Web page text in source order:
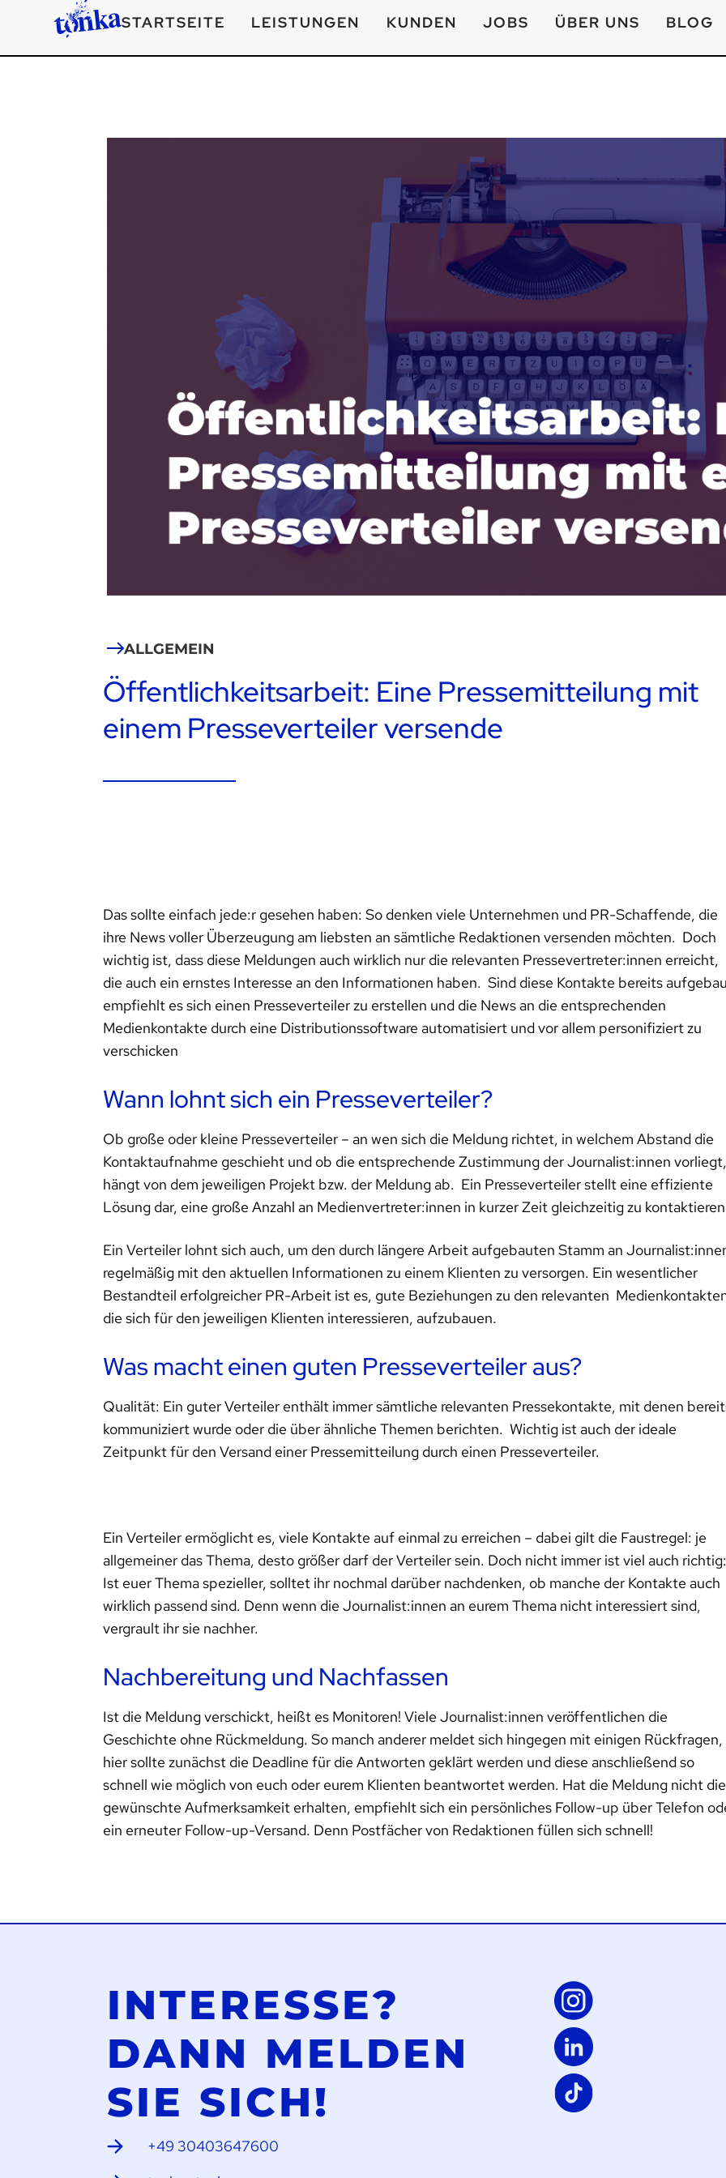
STARTSEITE LEISTUNGEN KUNDEN JOBS ÜBER UNS BLOG
ALLGEMEIN
Öffentlichkeitsarbeit: Eine Pressemitteilung mit
einem Presseverteiler versende
Das sollte einfach jede:r gesehen haben: So denken viele Unternehmen und PR-Schaffende, die
ihre News voller Überzeugung am liebsten an sämtliche Redaktionen versenden möchten. Doch
wichtig ist, dass diese Meldungen auch wirklich nur die relevanten Pressevertreter:innen erreicht,
die auch ein ernstes Interesse an den Informationen haben. Sind diese Kontakte bereits
empfiehlt es sich einen Presseverteiler zu erstellen und die News an die entsprechenden
Medienkontakte durch eine Distributionssoftware automatisiert und vor allem personifiziert zu
verschicken
Wann lohnt sich ein Presseverteiler?
Ob große oder kleine Presseverteiler – an wen sich die Meldung richtet, in welchem Abstand die
Kontaktaufnahme geschieht und ob die entsprechende Zustimmung der Journalist:innen vorliegt,
hängt von dem jeweiligen Projekt bzw. der Meldung ab. Ein Presseverteiler stellt eine effiziente
Lösung dar, eine große Anzahl an Medienvertreter:innen in kurzer Zeit gleichzeitig zu
Ein Verteiler lohnt sich auch, um den durch längere Arbeit aufgebauten Stamm an
regelmäßig mit den aktuellen Informationen zu einem Klienten zu versorgen. Ein wesentlicher
Bestandteil erfolgreicher PR-Arbeit ist es, gute Beziehungen zu den relevanten
die sich für den jeweiligen Klienten interessieren, aufzubauen.
Was macht einen guten Presseverteiler aus?
Qualität: Ein guter Verteiler enthält immer sämtliche relevanten Pressekontakte, mit denen
kommuniziert wurde oder die über ähnliche Themen berichten. Wichtig ist auch der ideale
Zeitpunkt für den Versand einer Pressemitteilung durch einen Presseverteiler.
Ein Verteiler ermöglicht es, viele Kontakte auf einmal zu erreichen – dabei gilt die Faustregel: je
allgemeiner das Thema, desto größer darf der Verteiler sein. Doch nicht immer ist viel auch richtig:
Ist euer Thema spezieller, solltet ihr nochmal darüber nachdenken, ob manche der Kontakte auch
wirklich passend sind. Denn wenn die Journalist:innen an eurem Thema nicht interessiert sind,
vergrault ihr sie nachher.
Nachbereitung und Nachfassen
Ist die Meldung verschickt, heißt es Monitoren! Viele Journalist:innen veröffentlichen die
Geschichte ohne Rückmeldung. So manch anderer meldet sich hingegen mit einigen Rückfragen,
hier sollte zunächst die Deadline für die Antworten geklärt werden und diese anschließend so
schnell wie möglich von euch oder eurem Klienten beantwortet werden. Hat die Meldung nicht die
gewünschte Aufmerksamkeit erhalten, empfiehlt sich ein persönliches Follow-up über Telefon
ein erneuter Follow-up-Versand. Denn Postfächer von Redaktionen füllen sich schnell!
INTERESSE?
DANN MELDEN
SIE SICH!
+49 30403647600